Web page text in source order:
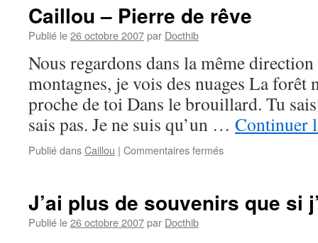
Caillou – Pierre de rêve
Publié le26 octobre 2007par Docthib
Nous regardons dans la même
montagnes, je vois des nuages La forêt
proche de toi Dans le brouillard. Tu
sais pas. Je ne suis qu’un … Continuer
Publié dansCaillou | Commentaires ferméssur
de
J’ai plus de souvenirs que si
Publié le26 octobre 2007par Docthib